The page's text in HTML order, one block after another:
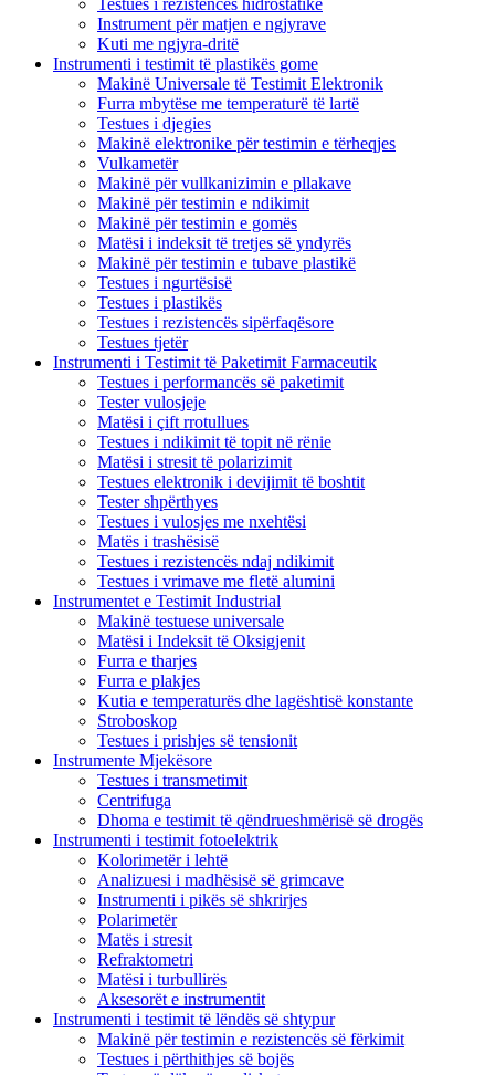
Instrument për matjen e ngjyrave
Kuti me ngjyra-dritë
Instrumenti i testimit të plastikës gome
Makinë Universale të Testimit Elektronik
Furra mbytëse me temperaturë të lartë
Testues i djegies
Makinë elektronike për testimin e tërheqjes
Vulkametër
Makinë për vullkanizimin e pllakave
Makinë për testimin e ndikimit
Makinë për testimin e gomës
Matësi i indeksit të tretjes së yndyrës
Makinë për testimin e tubave plastikë
Testues i ngurtësisë
Testues i plastikës
Testues i rezistencës sipërfaqësore
Testues tjetër
Instrumenti i Testimit të Paketimit Farmaceutik
Testues i performancës së paketimit
Tester vulosjeje
Matësi i çift rrotullues
Testues i ndikimit të topit në rënie
Matësi i stresit të polarizimit
Testues elektronik i devijimit të boshtit
Tester shpërthyes
Testues i vulosjes me nxehtësi
Matës i trashësisë
Testues i rezistencës ndaj ndikimit
Testues i vrimave me fletë alumini
Instrumentet e Testimit Industrial
Makinë testuese universale
Matësi i Indeksit të Oksigjenit
Furra e tharjes
Furra e plakjes
Kutia e temperaturës dhe lagështisë konstante
Stroboskop
Testues i prishjes së tensionit
Instrumente Mjekësore
Testues i transmetimit
Centrifuga
Dhoma e testimit të qëndrueshmërisë së drogës
Instrumenti i testimit fotoelektrik
Kolorimetër i lehtë
Analizuesi i madhësisë së grimcave
Instrumenti i pikës së shkrirjes
Polarimetër
Matës i stresit
Refraktometri
Matësi i turbullirës
Aksesorët e instrumentit
Instrumenti i testimit të lëndës së shtypur
Makinë për testimin e rezistencës së fërkimit
Testues i përthithjes së bojës